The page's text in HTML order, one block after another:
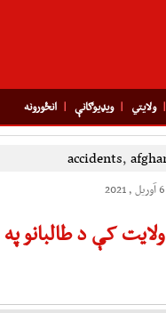
ولایتي ویډیوګانې انځورونه
accidents,
کې د طالبانو